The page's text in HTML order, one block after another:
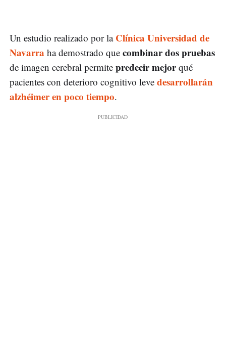
Un estudio realizado por la Clínica Universidad de
Navarra ha demostrado que combinar dos pruebas
de imagen cerebral permite predecir mejorqué
pacientes con deterioro cognitivo leve desarrollarán
alzhéimer en poco tiempo.